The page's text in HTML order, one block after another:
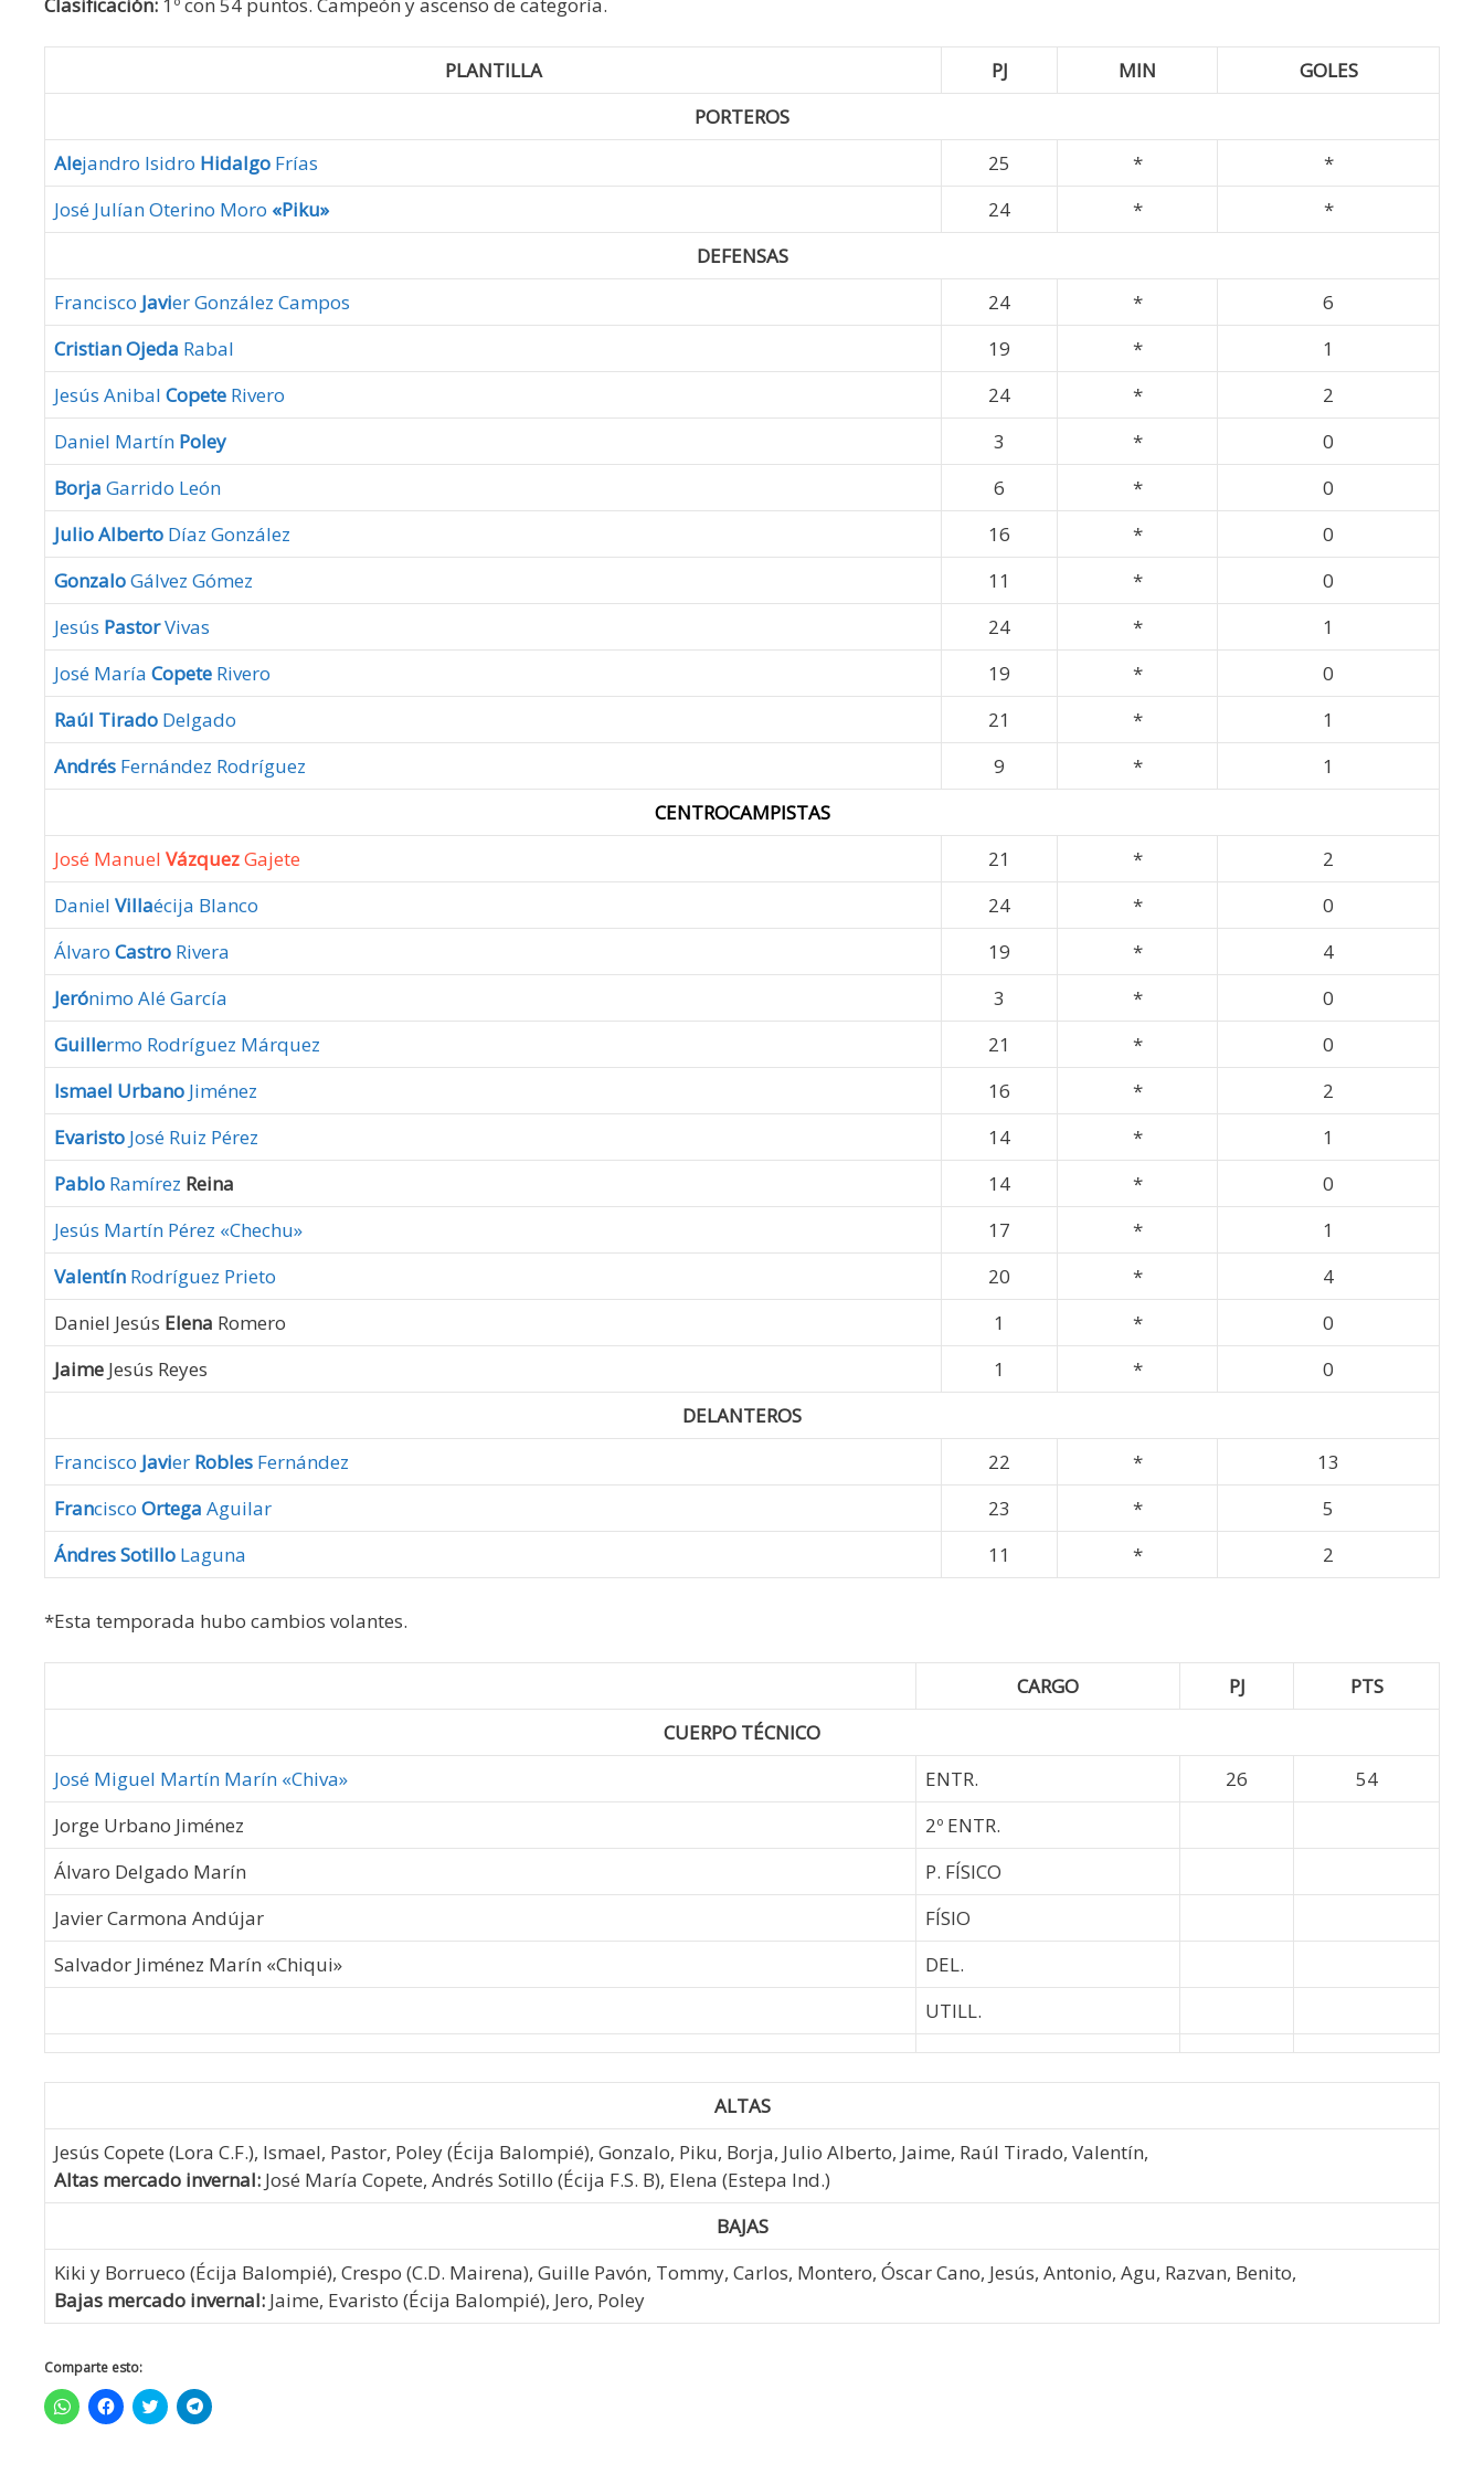
PLANTILLA PJ MIN
GOLES
PORTEROS
Alejandro Isidro Hidalgo Frías 25 *
*
José Julían Oterino Moro «Piku» 24 *
*
DEFENSAS
Francisco Javier González Campos 24 *
6
Cristian Ojeda Rabal 19 *
1
Jesús Anibal Copete Rivero 24 *
2
Daniel Martín Poley 3 *
0
Borja Garrido León 6 *
0
Julio Alberto Díaz González 16 *
0
GonzaloGálvez Gómez 11 *
0
Jesús PastorVivas 24 *
1
José María Copete Rivero 19 *
0
Raúl Tirado Delgado 21 *
1
Andrés Fernández Rodríguez 9 *
1
CENTROCAMPISTAS
José Manuel VázquezGajete 21 *
2
Daniel Villaécija Blanco 24 *
0
Álvaro Castro Rivera 19 *
4
Jerónimo Alé García 3 *
0
Guillermo Rodríguez Márquez 21 *
0
Ismael Urbano Jiménez 16 *
2
Evaristo José Ruiz Pérez 14 *
1
Pablo Ramírez Reina 14 *
0
Jesús Martín Pérez «Chechu»
17 *
1
Valentín Rodríguez Prieto 20 *
4
Daniel Jesús Elena Romero 1 *
0
Jaime Jesús Reyes 1 *
0
DELANTEROS
Francisco Javier Robles Fernández 22 *
13
Francisco Ortega Aguilar 23 *
5
Ándres Sotillo Laguna 11 * 2
*Esta temporada hubo cambios volantes.
CARGO PJ
PTS
CUERPO TÉCNICO
José Miguel Martín Marín «Chiva»
ENTR. 26
54
Jorge Urbano Jiménez
2º ENTR.
Álvaro Delgado Marín
P. FÍSICO
Javier Carmona Andújar
FÍSIO
Salvador Jiménez Marín «Chiqui»
DEL.
UTILL.
ALTAS
Jesús Copete (Lora C.F.), Ismael, Pastor, Poley (Écija Balompié), Gonzalo, Piku, Borja, Julio Alberto, Jaime, Raúl Tirado, Valentín,
Altas mercado invernal: José María Copete, Andrés Sotillo (Écija F.S. B), Elena (Estepa Ind.)
BAJAS
Kiki y Borrueco (Écija Balompié), Crespo (C.D. Mairena), Guille Pavón, Tommy, Carlos, Montero, Óscar Cano, Jesús, Antonio, Agu, Razvan, Benito,
Bajas mercado invernal: Jaime, Evaristo (Écija Balompié), Jero, Poley
Comparte esto:
H
a
H
a
H
a
H
a